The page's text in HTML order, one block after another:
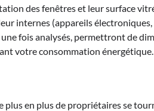
des fenêtres et leur surface
internes (appareils
fois analysés, permettront de
votre consommation énergétique.
plus en plus de propriétaires se